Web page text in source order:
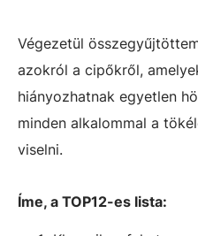
Végezetül
azokról a cipőkről,
hiányozhatnak egyetlen
minden alkalommal a
viselni.
Íme, a TOP12-es lista: